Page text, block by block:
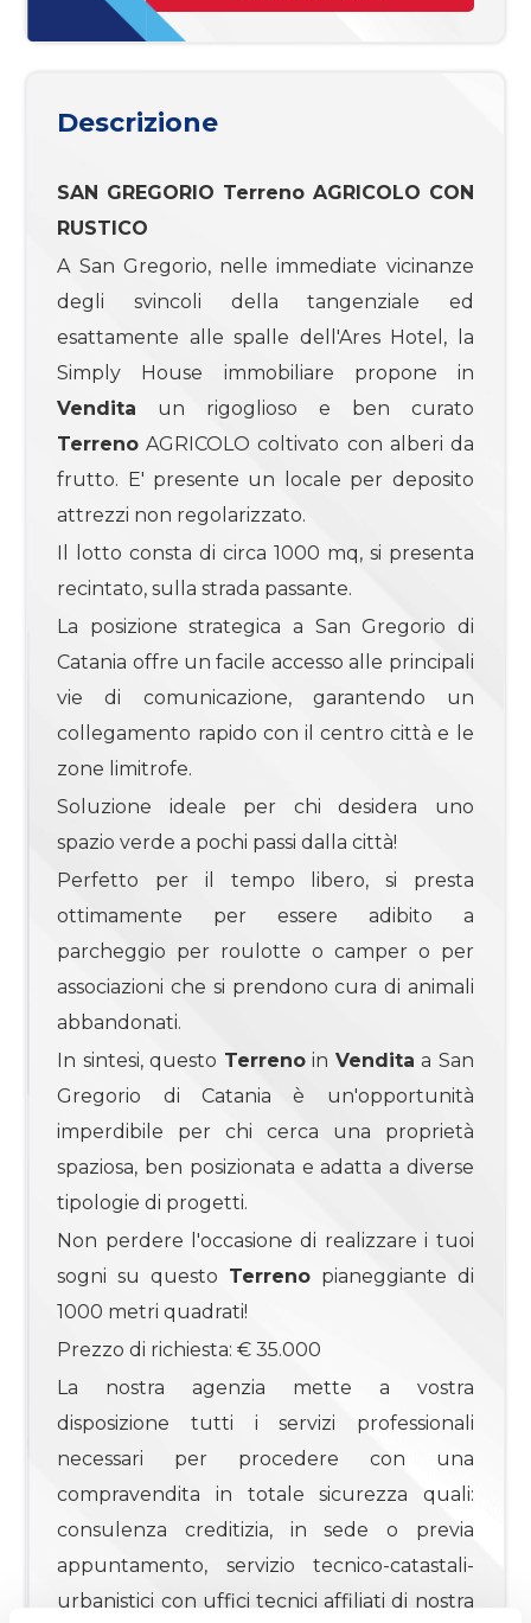
Descrizione
SAN GREGORIO Terreno AGRICOLO CON
RUSTICO
A San Gregorio, nelle immediate vicinanze
degli svincoli della tangenziale ed
esattamente alle spalle dell'Ares Hotel, la
Simply House immobiliare propone in
Vendita un rigoglioso e ben curato
Terreno AGRICOLO coltivato con alberi da
frutto. E' presente un locale per deposito
attrezzi non regolarizzato.
Il lotto consta di circa 1000 mq, si presenta
recintato, sulla strada passante.
La posizione strategica a San Gregorio di
Catania offre un facile accesso alle principali
vie di comunicazione, garantendo un
collegamento rapido con il centro città e le
zone limitrofe.
Soluzione ideale per chi desidera uno
spazio verde a pochi passi dalla città!
Perfetto per il tempo libero, si presta
ottimamente per essere adibito a
parcheggio per roulotte o camper o per
associazioni che si prendono cura di animali
abbandonati.
In sintesi, questo Terrenoin Vendita a San
Gregorio di Catania è un'opportunità
imperdibile per chi cerca una proprietà
spaziosa, ben posizionata e adatta a diverse
tipologie di progetti.
Non perdere l'occasione di realizzare i tuoi
sogni su questo Terrenopianeggiante di
1000 metri quadrati!
Prezzo di richiesta: € 35.000
La nostra agenzia mette a vostra
disposizione tutti i servizi professionali
necessari per procedere con una
compravendita in totale sicurezza quali:
consulenza creditizia, in sede o previa
appuntamento, servizio tecnico-catastali-
urbanistici con uffici tecnici affiliati di nostra
mq
Locali
minimi
Qualsiasi
3
4
4+
minimi
Qualsiasi
1
2
3
4
4+
Camere
minime
Qualsiasi
3